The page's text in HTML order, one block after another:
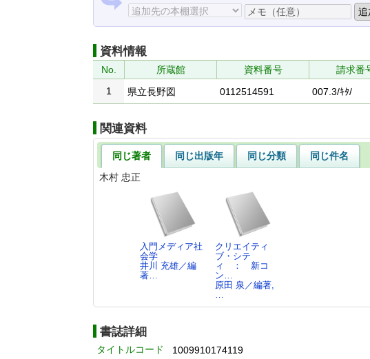
資料情報
No. 所蔵館 資料番号 請求番
1
県立長野図 0112514591 007.3/ｷﾀ/
関連資料
同じ著者 同じ出版年 同じ分類
同じ件名
木村 忠正
入門メディア社
会学
井川 充雄／編
著…
クリエイティ
ブ・シテ
ィ ： 新コ
ン…
原田 泉／編著,
…
書誌詳細
タイトルコード 1009910174119